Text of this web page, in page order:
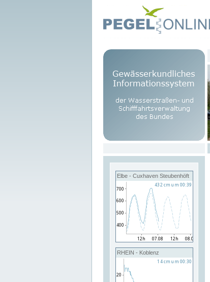
Elbe - Cuxhaven Steubenhöft
RHEIN - Koblenz